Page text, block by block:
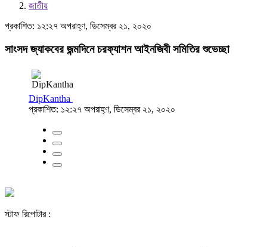
জাতীয়
প্রকাশিত: ১২:২৭ অপরাহ্ণ, ডিসেম্বর ২১, ২০২০
সাংসদ জ্যাকবের জন্মদিনে চরফ্যাশন আইনজিবী সমিতির শুভেচ্ছা
DipKantha
প্রকাশিত: ১২:২৭ অপরাহ্ণ, ডিসেম্বর ২১, ২০২০
স্টাফ রিপোটার :